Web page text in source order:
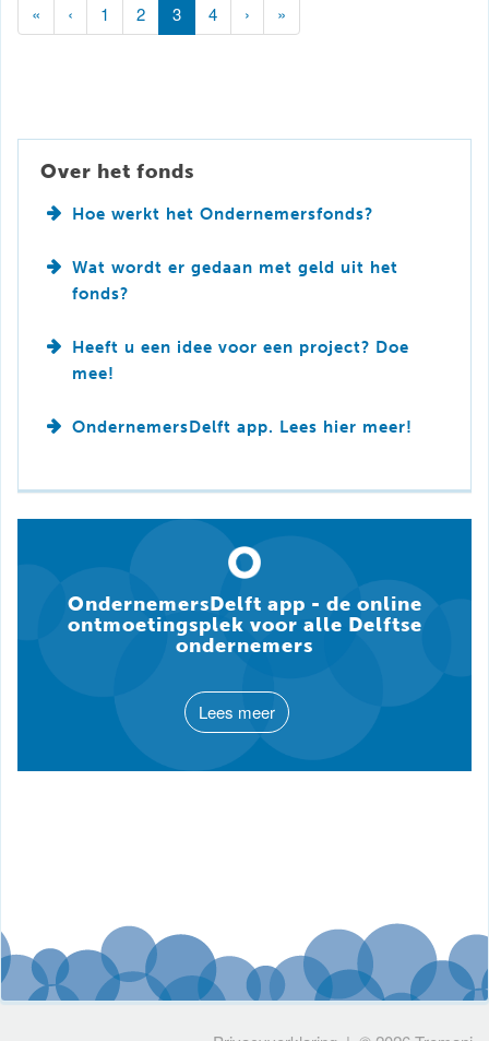
« ‹ 1 2 3(current)
4 › »
Over het fonds
Hoe werkt het Ondernemersfonds?
Wat wordt er gedaan met geld uit het
fonds?
Heeft u een idee voor een project? Doe
mee!
OndernemersDelft app. Lees hier meer!
OndernemersDelft app - de online
ontmoetingsplek voor alle Delftse
ondernemers
Lees meer